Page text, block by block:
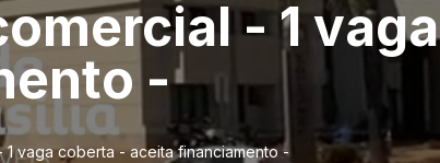
- 1 vaga
-
vaga coberta - aceita financiamento -